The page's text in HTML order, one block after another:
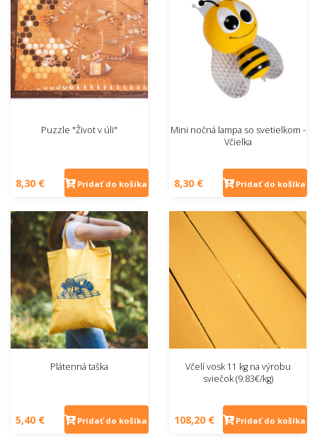
Puzzle "Život v úli"
8,30 € Pridať do košíka
Mini nočná lampa so svetielkom -
Včielka
8,30 € Pridať do košíka
Plátenná taška
5,40 € Pridať do košíka
Včelí vosk 11 kg na výrobu
sviečok (9.83€/kg)
108,20 € Pridať do košíka